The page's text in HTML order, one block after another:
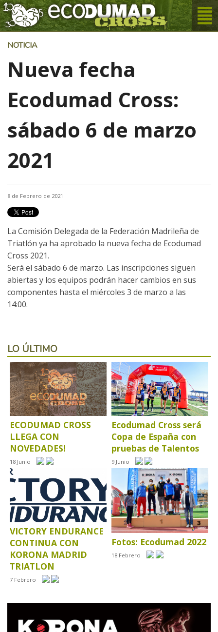
NOTICIA
Nueva fecha
Ecodumad Cross:
sábado 6 de marzo
2021
8 de Febrero de 2021
La Comisión Delegada de la Federación Madrileña de
Triatlón ya ha aprobado la nueva fecha de Ecodumad
Cross 2021.
Será el sábado 6 de marzo. Las inscripciones siguen
abiertas y los equipos podrán hacer cambios en sus
componentes hasta el miércoles 3 de marzo a las
14:00.
LO ÚLTIMO
ECODUMAD CROSS
LLEGA CON
NOVEDADES!
18 Junio
Ecodumad Cross será
Copa de España con
pruebas de Talentos
9 Junio
VICTORY ENDURANCE
CONTINUA CON
KORONA MADRID
TRIATLON
7 Febrero
Fotos: Ecodumad 2022
18 Febrero